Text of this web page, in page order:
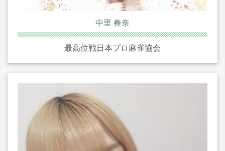
中里 春奈
最高位戦日本プロ麻雀協会